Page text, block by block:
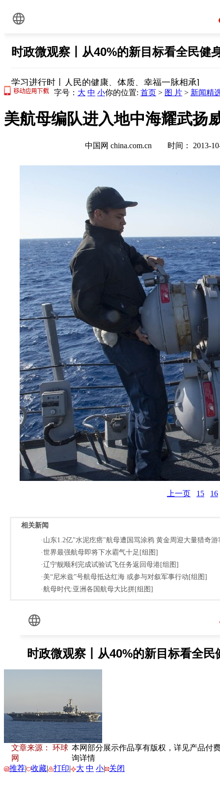
字号： 大 中 小你的位置: 首页 > 图 片 > 新闻精
美航母编队进入地中海耀武扬
中国网 china.com.cn 时间：
上一页 15 16
相关新闻
·山东1.2亿"水泥疙瘩"航母遭国骂涂鸦 黄金周迎大量猎奇
·世界最强航母即将下水霸气十足[组图]
·辽宁舰顺利完成试验试飞任务返回母港[组图]
·美“尼米兹”号航母抵达红海 或参与对叙军事行动[组图]
·航母时代:亚洲各国航母大比拼[组图]
文章来源： 环球
网
本网部分展示作品享有版权，详见产品付
询详情
推荐| 收藏| 打印| 大 中 小| 关闭